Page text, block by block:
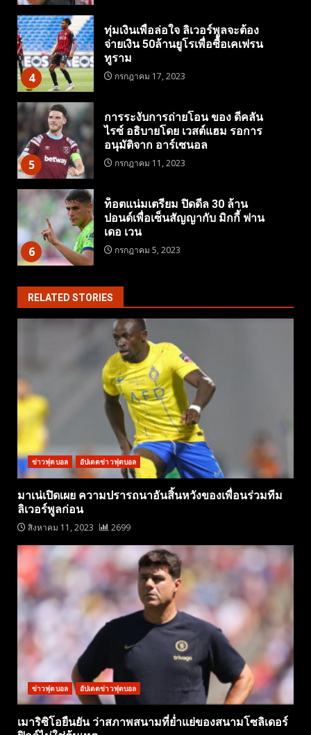
4
ทุ่มเงินเพื่อล่อใจ ลิเวอร์พูลจะต้อง
จ่ายเงิน 50ล้านยูโรเพื่อซื้อเคเฟรน
ทูราม
กรกฎาคม 17, 2023
5
การระงับการถ่ายโอน ของ ดีคลัน
ไรซ์ อธิบายโดย เวสต์แฮม รอการ
อนุมัติจาก อาร์เซนอล
กรกฎาคม 11, 2023
6
ท็อตแน่มเตรียม ปิดดีล 30 ล้าน
ปอนด์เพื่อเซ็นสัญญากับ มิกกี้ ฟาน
เดอ เวน
กรกฎาคม 5, 2023
RELATED STORIES
ข่าวฟุตบอล อัปเดตข่าวฟุตบอล
มาเน่เปิดเผย ความปรารถนาอันสิ้นหวังของเพื่อนร่วมทีม
ลิเวอร์พูลก่อน
สิงหาคม 11, 2023 2699
ข่าวฟุตบอล อัปเดตข่าวฟุตบอล
เมาริซิโอยืนยัน ว่าสภาพสนามที่ย่ำแย่ของสนามโซลิเดอร์